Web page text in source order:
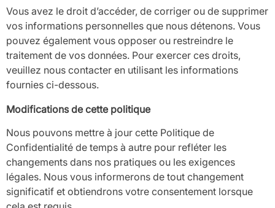
Vous avez le droit d’accéder, de corriger ou de supprimer
vos informations personnelles que nous détenons. Vous
pouvez également vous opposer ou restreindre le
traitement de vos données. Pour exercer ces droits,
veuillez nous contacter en utilisant les informations
fournies ci-dessous.
Modifications de cette politique
Nous pouvons mettre à jour cette Politique de
Confidentialité de temps à autre pour refléter les
changements dans nos pratiques ou les exigences
légales. Nous vous informerons de tout changement
significatif et obtiendrons votre consentement lorsque